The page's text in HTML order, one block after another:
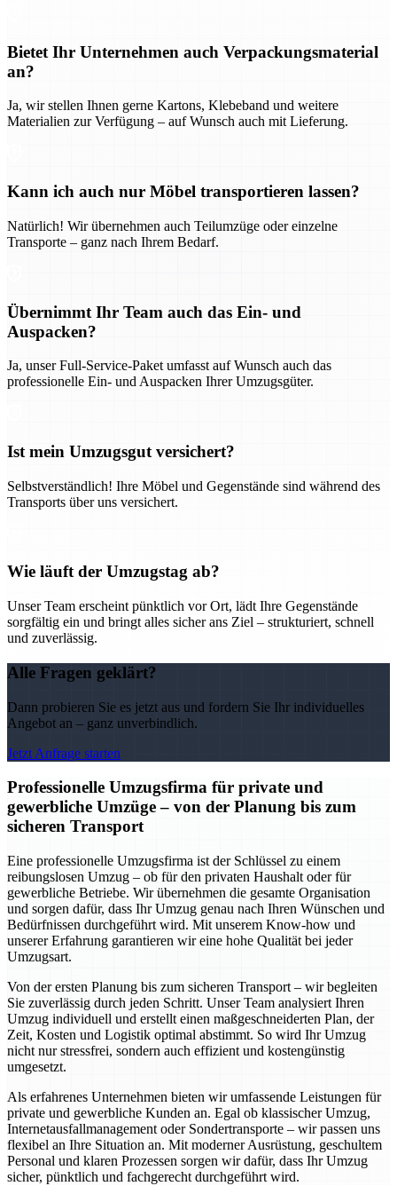
Bietet Ihr Unternehmen auch Verpackungsmaterial
an?
Ja, wir stellen Ihnen gerne Kartons, Klebeband und weitere
Materialien zur Verfügung – auf Wunsch auch mit Lieferung.
Kann ich auch nur Möbel transportieren lassen?
Natürlich! Wir übernehmen auch Teilumzüge oder einzelne
Transporte – ganz nach Ihrem Bedarf.
Übernimmt Ihr Team auch das Ein- und
Auspacken?
Ja, unser Full-Service-Paket umfasst auf Wunsch auch das
professionelle Ein- und Auspacken Ihrer Umzugsgüter.
Ist mein Umzugsgut versichert?
Selbstverständlich! Ihre Möbel und Gegenstände sind während des
Transports über uns versichert.
Wie läuft der Umzugstag ab?
Unser Team erscheint pünktlich vor Ort, lädt Ihre Gegenstände
sorgfältig ein und bringt alles sicher ans Ziel – strukturiert, schnell
und zuverlässig.
Alle Fragen geklärt?
Dann probieren Sie es jetzt aus und fordern Sie Ihr individuelles
Angebot an – ganz unverbindlich.
Jetzt Anfrage starten
Professionelle Umzugsfirma für private und
gewerbliche Umzüge – von der Planung bis zum
sicheren Transport
Eine professionelle Umzugsfirma ist der Schlüssel zu einem
reibungslosen Umzug – ob für den privaten Haushalt oder für
gewerbliche Betriebe. Wir übernehmen die gesamte Organisation
und sorgen dafür, dass Ihr Umzug genau nach Ihren Wünschen und
Bedürfnissen durchgeführt wird. Mit unserem Know-how und
unserer Erfahrung garantieren wir eine hohe Qualität bei jeder
Umzugsart.
Von der ersten Planung bis zum sicheren Transport – wir begleiten
Sie zuverlässig durch jeden Schritt. Unser Team analysiert Ihren
Umzug individuell und erstellt einen maßgeschneiderten Plan, der
Zeit, Kosten und Logistik optimal abstimmt. So wird Ihr Umzug
nicht nur stressfrei, sondern auch effizient und kostengünstig
umgesetzt.
Als erfahrenes Unternehmen bieten wir umfassende Leistungen für
private und gewerbliche Kunden an. Egal ob klassischer Umzug,
Internetausfallmanagement oder Sondertransporte – wir passen uns
flexibel an Ihre Situation an. Mit moderner Ausrüstung, geschultem
Personal und klaren Prozessen sorgen wir dafür, dass Ihr Umzug
sicher, pünktlich und fachgerecht durchgeführt wird.